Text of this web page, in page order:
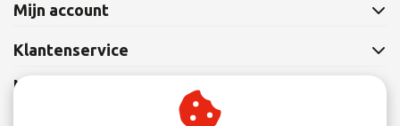
Mijn account
Klantenservice
Nieuwsbrief
Abonneer je op onze nieuwsbrief om op de hoogte te blijven.